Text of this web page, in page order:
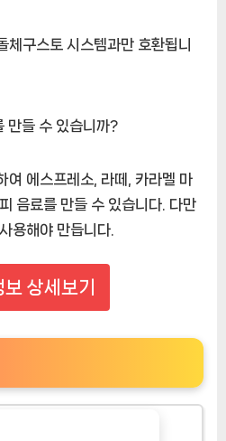
체구스토 시스템과만 호환됩니
만들 수 있습니까?
여 에스프레소, 라떼, 카라멜 마
음료를 만들 수 있습니다. 다만
용해야 만듭니다.
상세보기